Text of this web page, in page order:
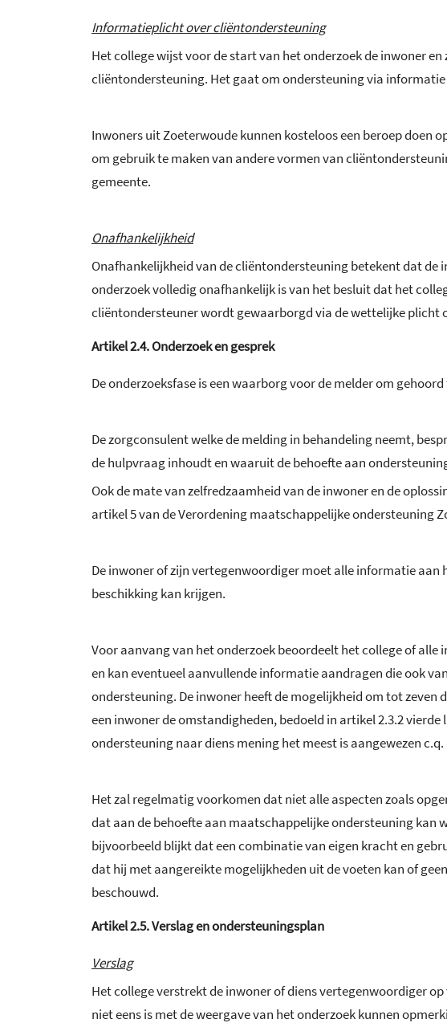
Informatieplicht over cliëntondersteuning
Het college wijst voor de start van het onderzoek de inwoner
cliëntondersteuning. Het gaat om ondersteuning via
Inwoners uit Zoeterwoude kunnen kosteloos een beroep doen
om gebruik te maken van andere vormen van
gemeente.
Onafhankelijkheid
Onafhankelijkheid van de cliëntondersteuning betekent dat
onderzoek volledig onafhankelijk is van het besluit dat het
cliëntondersteuner wordt gewaarborgd via de wettelijke plicht
Artikel2.4.Onderzoek en gesprek
De onderzoeksfase is een waarborg voor de melder om
De zorgconsulent welke de melding in behandeling neemt,
de hulpvraag inhoudt en waaruit de behoefte aan
Ook de mate van zelfredzaamheid van de inwoner en de
artikel 5 van de Verordening maatschappelijke ondersteuning
De inwoner of zijn vertegenwoordiger moet alle informatie
beschikking kan krijgen.
Voor aanvang van het onderzoek beoordeelt het college of
en kan eventueel aanvullende informatie aandragen die ook
ondersteuning. De inwoner heeft de mogelijkheid om tot zeven
een inwoner de omstandigheden, bedoeld in artikel 2.3.2
ondersteuning naar diens mening het meest is aangewezen
Het zal regelmatig voorkomen dat niet alle aspecten zoals
dat aan de behoefte aan maatschappelijke ondersteuning
bijvoorbeeld blijkt dat een combinatie van eigen kracht en
dat hij met aangereikte mogelijkheden uit de voeten kan of
beschouwd.
Artikel2.5.Verslag en ondersteuningsplan
Verslag
Het college verstrekt de inwoner of diens vertegenwoordiger
niet eens is met de weergave van het onderzoek kunnen